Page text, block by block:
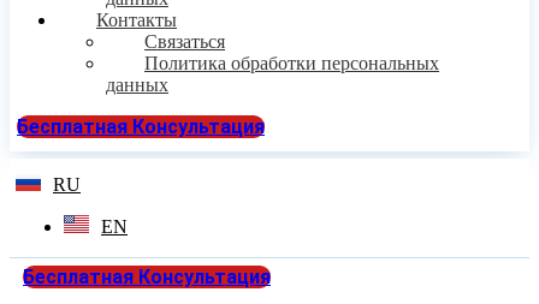
Контакты
Связаться
Политика обработки персональных
данных
Бесплатная Консультация
RU
EN
Бесплатная Консультация